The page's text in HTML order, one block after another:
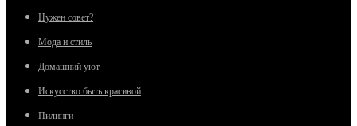
Нужен совет?
Мода и стиль
Домашний уют
Искусство быть красивой
Пилинги